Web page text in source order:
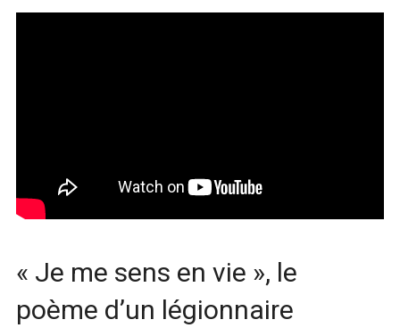
« Je me sens en vie », le
poème d’un légionnaire